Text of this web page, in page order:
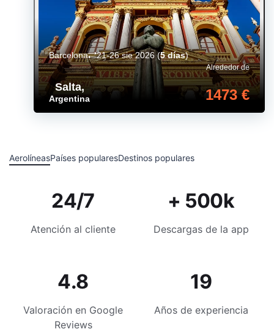
Salta,
Argentina
Alrededor de
1473 €
Barcelona 21-26 sie 2026(5 días)
AerolíneasPaíses popularesDestinos populares
24/7
Atención al cliente
+ 500k
Descargas de la app
4.8
Valoración en Google
Reviews
19
Años de experiencia